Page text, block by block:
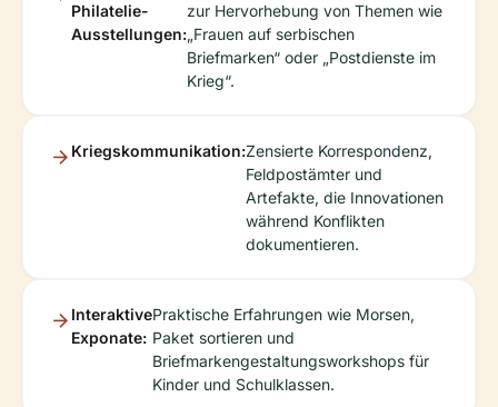
Philatelie-
Ausstellungen:
zur Hervorhebung von Themen wie
„Frauen auf serbischen
Briefmarken“ oder „Postdienste im
Krieg“.
Kriegskommunikation:Zensierte Korrespondenz,
Feldpostämter und
Artefakte, die Innovationen
während Konflikten
dokumentieren.
Interaktive
Exponate:
Praktische Erfahrungen wie Morsen,
Paket sortieren und
Briefmarkengestaltungsworkshops für
Kinder und Schulklassen.